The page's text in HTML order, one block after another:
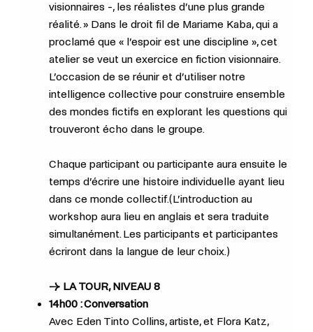
visionnaires -, les réalistes d’une plus grande
réalité. » Dans le droit fil de Mariame Kaba, qui a
proclamé que « l’espoir est une discipline », cet
atelier se veut un exercice en fiction visionnaire.
L’occasion de se réunir et d’utiliser notre
intelligence collective pour construire ensemble
des mondes fictifs en explorant les questions qui
trouveront écho dans le groupe.
Chaque participant ou participante aura ensuite le
temps d’écrire une histoire individuelle ayant lieu
dans ce monde collectif.(L’introduction au
workshop aura lieu en anglais et sera traduite
simultanément. Les participants et participantes
écriront dans la langue de leur choix.)
→ LA TOUR, NIVEAU 8
14h00 : Conversation
Avec Eden Tinto Collins, artiste, et Flora Katz,